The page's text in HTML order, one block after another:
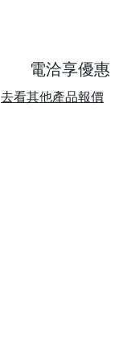
電洽享優惠
去看其他產品報價